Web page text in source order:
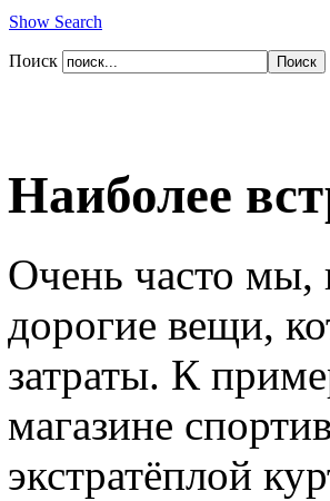
Show Search
Поиск
Наиболее
Очень часто мы,
дорогие вещи,
затраты. К
магазине
экстратёплой